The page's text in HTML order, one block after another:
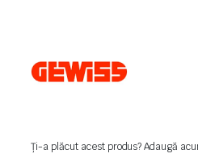
Ți-a plăcut acest produs? Adaugă